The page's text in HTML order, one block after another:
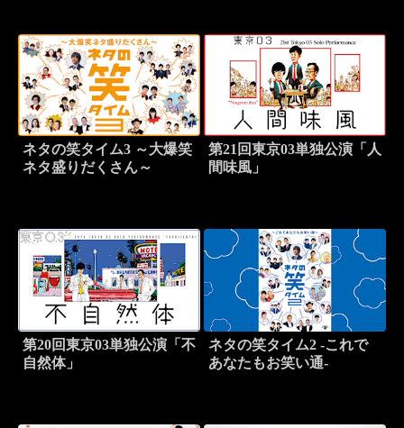
ネタの笑タイム3 ～大爆笑
ネタ盛りだくさん～
第21回東京03単独公演「人
間味風」
第20回東京03単独公演「不
自然体」
ネタの笑タイム2 -これで
あなたもお笑い通-